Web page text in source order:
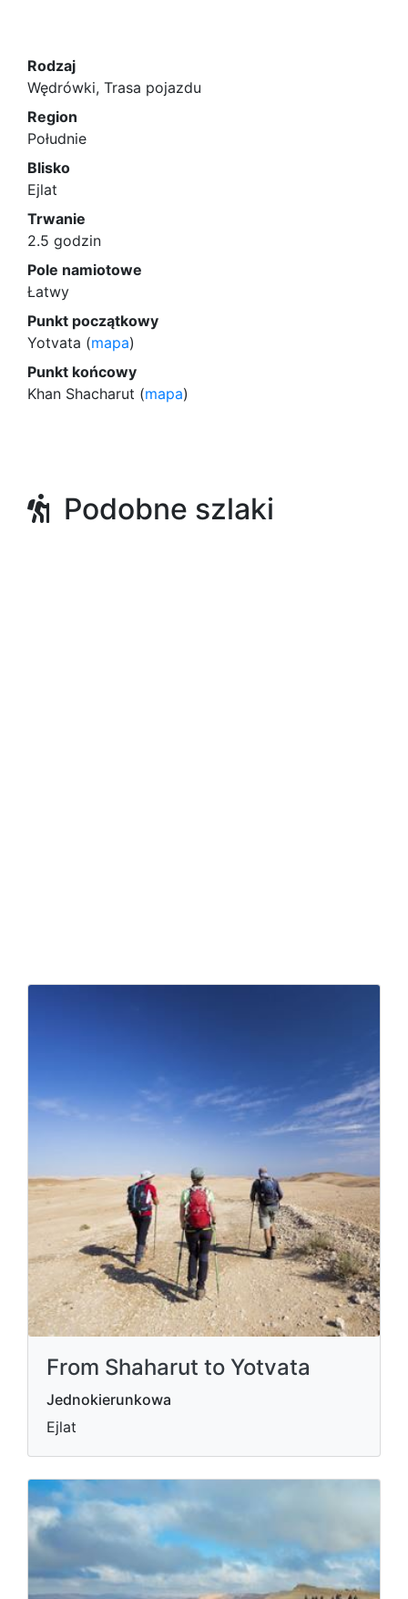
Rodzaj
Wędrówki, Trasa pojazdu
Region
Południe
Blisko
Ejlat
Trwanie
2.5 godzin
Pole namiotowe
Łatwy
Punkt początkowy
Yotvata (mapa)
Punkt końcowy
Khan Shacharut (mapa)
Podobne szlaki
From Shaharut to Yotvata
Jednokierunkowa
Ejlat